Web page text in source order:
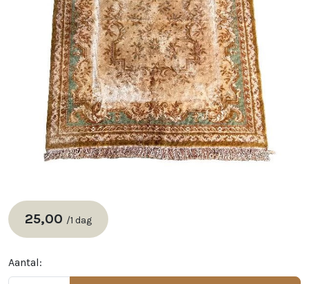
25,00 /1 dag
Aantal: